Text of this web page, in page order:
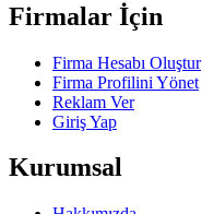
Firmalar İçin
Firma Hesabı Oluştur
Firma Profilini Yönet
Reklam Ver
Giriş Yap
Kurumsal